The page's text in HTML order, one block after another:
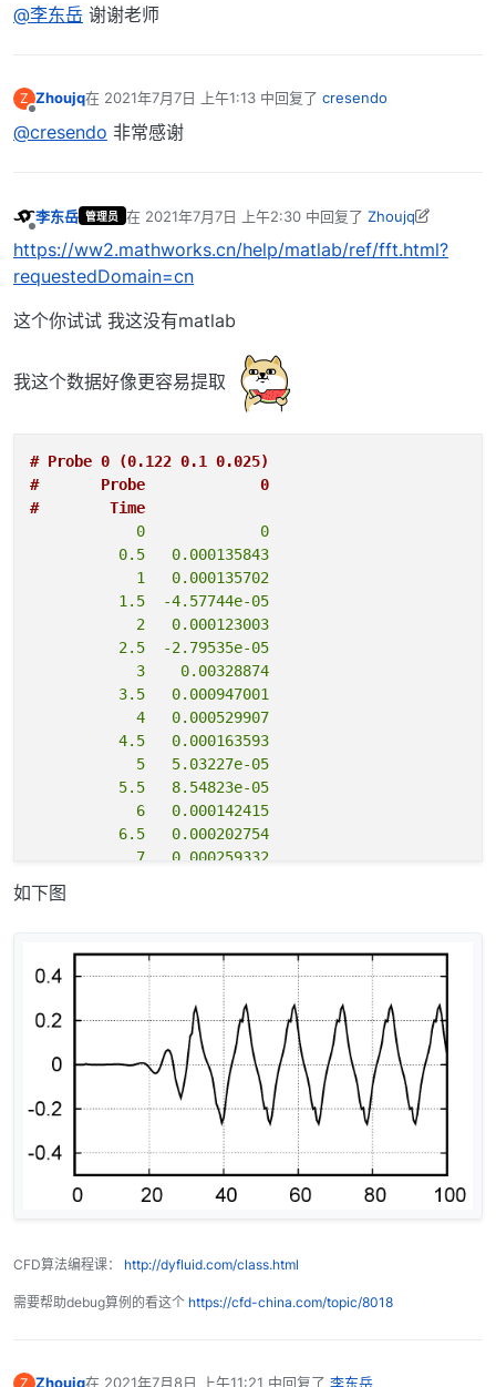
@李东岳 谢谢老师
Z Zhoujq在 2021年7月7日 上午1:13 中回复了 cresendo
最后由 编辑
@cresendo 非常感谢
李东岳 管理员 在 2021年7月7日 上午2:30中回复了 Zhoujq
最后由 李东岳 编辑2021年7月7日 上午10:32
https://ww2.mathworks.cn/help/matlab/ref/fft.html?
requestedDomain=cn
这个你试试 我这没有matlab
我这个数据好像更容易提取
# Probe 0 (0.122 0.1 0.025)
#       Probe             0
#        Time
            0             0
          0.5   0.000135843
            1   0.000135702
          1.5  -4.57744e-05
            2   0.000123003
          2.5  -2.79535e-05
            3    0.00328874
          3.5   0.000947001
            4   0.000529907
          4.5   0.000163593
            5   5.03227e-05
          5.5   8.54823e-05
            6   0.000142415
          6.5   0.000202754
            7   0.000259332
          7.5   0.000322295
            8   0.000411347
            9   0.000756106
          9.5     0.0010256
           10    0.00133246
         10.5    0.00162223
           11    0.00181988
         11.5    0.00183703
           12    0.00159657
         12.5    0.00105721
           13   0.000239534
         13.5  -0.000755836
           14    -0.0017403
         14.5   -0.00245631
         15.5   -0.00198289
           16  -0.000446355
         16.5     0.0018778
           18    0.00824328
如下图
CFD算法编程课： http://dyfluid.com/class.html
需要帮助debug算例的看这个 https://cfd-china.com/topic/8018
Z Zhoujq在 2021年7月8日 上午11:21 中回复了 李东岳